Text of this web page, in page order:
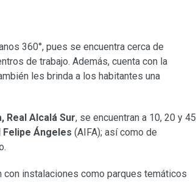
360°, pues se encuentra cerca de
de trabajo. Además, cuenta con la
les brinda a los habitantes una
Real Alcalá Sur, se encuentran a 10, 20 y 45
Ángeles (AIFA); así como de
instalaciones como parques temáticos